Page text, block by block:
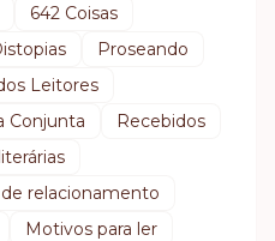
642 Coisas
Proseando
Leitores
Conjunta
Recebidos
relacionamento
Motivos para ler